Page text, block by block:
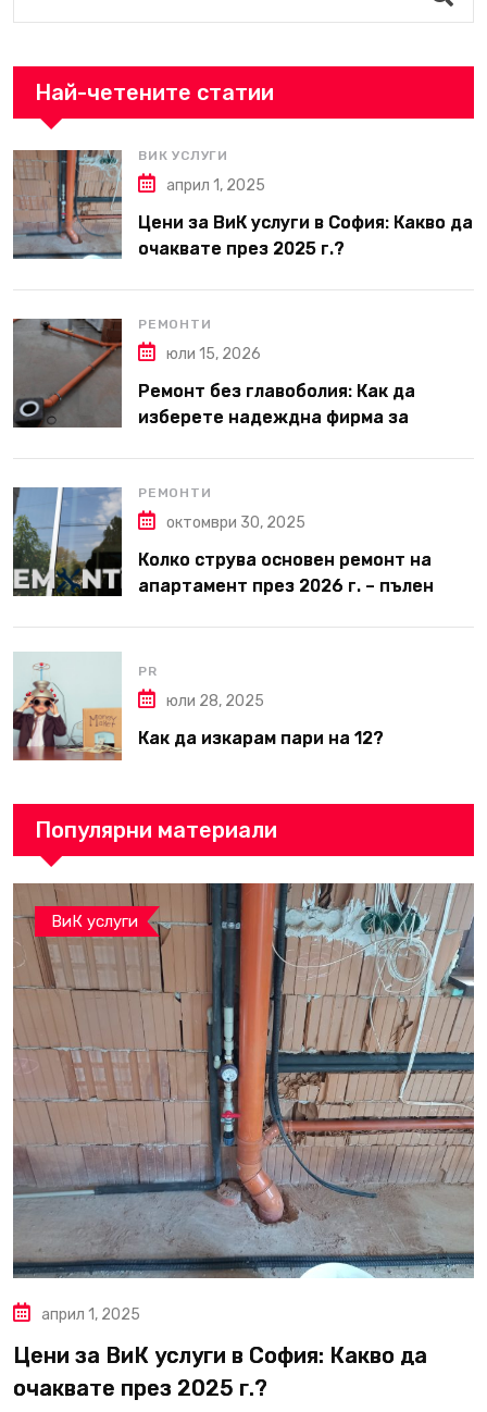
Най-четените статии
ВИК УСЛУГИ
април 1, 2025
Цени за ВиК услуги в София: Какво да
очаквате през 2025 г.?
РЕМОНТИ
юли 15, 2026
Ремонт без главоболия: Как да
изберете надеждна фирма за
РЕМОНТИ
октомври 30, 2025
Колко струва основен ремонт на
апартамент през 2026 г. – пълен
PR
юли 28, 2025
Как да изкарам пари на 12?
Популярни материали
ВиК услуги
април 1, 2025
Цени за ВиК услуги в София: Какво да
очаквате през 2025 г.?